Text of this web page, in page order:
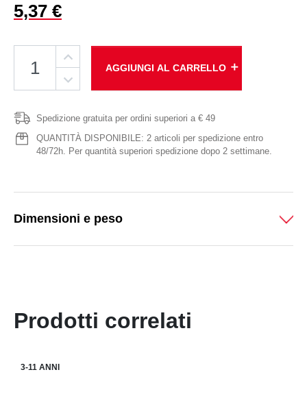
5,37 €
AGGIUNGI AL CARRELLO add
Spedizione gratuita per ordini superiori a € 49
QUANTITÀ DISPONIBILE: 2 articoli per spedizione entro
48/72h. Per quantità superiori spedizione dopo 2 settimane.
Dimensioni e peso
Prodotti correlati
3-11 ANNI